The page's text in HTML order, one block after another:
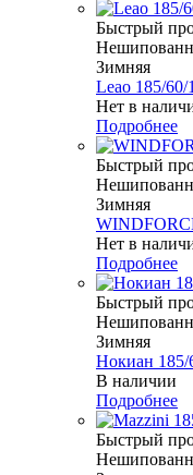
Быстрый
Зимняя
Leao 185/
Нет в
Подробнее
Быстрый
Зимняя
Нет в
Подробнее
Быстрый
Зимняя
Нокиан
В наличии
Подробнее
Быстрый